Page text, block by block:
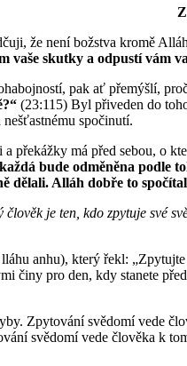
že není božstva kromě
skutky a odpustí vám
pak ať přemýšlí,
(23:115) Byl přiveden do
spočinutí.
překážky má před sebou, o
bude odměněna podle
Alláh dobře to
člověk je ten, kdo zpytuje své
anhu), který řekl:
činy pro den, kdy stanete
Zpytování svědomí vede
svědomí vede člověka k